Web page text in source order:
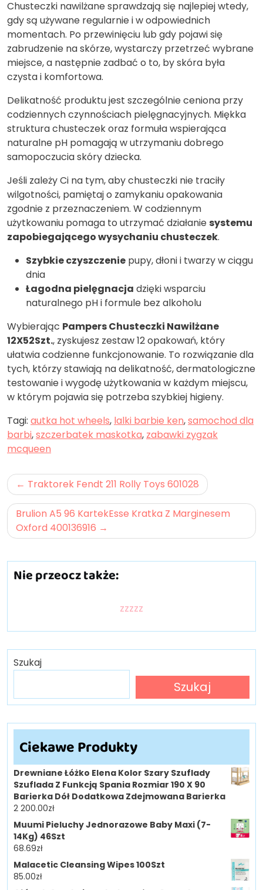
Chusteczki nawilżane sprawdzają się najlepiej wtedy,
gdy są używane regularnie i w odpowiednich
momentach. Po przewinięciu lub gdy pojawi się
zabrudzenie na skórze, wystarczy przetrzeć wybrane
miejsce, a następnie zadbać o to, by skóra była
czysta i komfortowa.
Delikatność produktu jest szczególnie ceniona przy
codziennych czynnościach pielęgnacyjnych. Miękka
struktura chusteczek oraz formuła wspierająca
naturalne pH pomagają w utrzymaniu dobrego
samopoczucia skóry dziecka.
Jeśli zależy Ci na tym, aby chusteczki nie traciły
wilgotności, pamiętaj o zamykaniu opakowania
zgodnie z przeznaczeniem. W codziennym
użytkowaniu pomaga to utrzymać działanie systemu
zapobiegającego wysychaniu chusteczek.
Szybkie czyszczenie pupy, dłoni i twarzy w ciągu
dnia
Łagodna pielęgnacja dzięki wsparciu
naturalnego pH i formule bez alkoholu
Wybierając Pampers Chusteczki Nawilżane
12X52Szt., zyskujesz zestaw 12 opakowań, który
ułatwia codzienne funkcjonowanie. To rozwiązanie dla
tych, którzy stawiają na delikatność, dermatologiczne
testowanie i wygodę użytkowania w każdym miejscu,
w którym pojawia się potrzeba szybkiej higieny.
Tagi: autka hot wheels, lalki barbie ken,samochod dla
barbi,szczerbatek maskotka, zabawki zygzak
mcqueen
Nawigacja
wpisu
Traktorek Fendt 211 Rolly Toys 601028
Brulion A5 96 KartekEsse Kratka Z Marginesem
Oxford 400136916
Nie przeocz także:
zzzzz
Szukaj
Szukaj
Ciekawe Produkty
Drewniane Łóżko Elena Kolor Szary Szuflady
Szuflada Z Funkcją Spania Rozmiar 190 X 90
Barierka Dół Dodatkowa Zdejmowana Barierka
2 200.00zł
Muumi Pieluchy Jednorazowe Baby Maxi (7-
14Kg) 46Szt
68.69zł
Malacetic Cleansing Wipes 100Szt
85.00zł